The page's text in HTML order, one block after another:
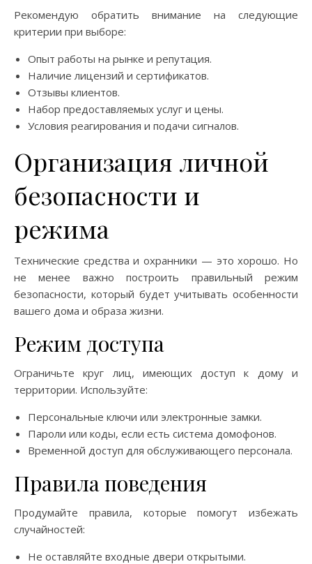
Рекомендую обратить внимание на следующие
критерии при выборе:
Опыт работы на рынке и репутация.
Наличие лицензий и сертификатов.
Отзывы клиентов.
Набор предоставляемых услуг и цены.
Условия реагирования и подачи сигналов.
Организация личной
безопасности и
режима
Технические средства и охранники — это хорошо. Но
не менее важно построить правильный режим
безопасности, который будет учитывать особенности
вашего дома и образа жизни.
Режим доступа
Ограничьте круг лиц, имеющих доступ к дому и
территории. Используйте:
Персональные ключи или электронные замки.
Пароли или коды, если есть система домофонов.
Временной доступ для обслуживающего персонала.
Правила поведения
Продумайте правила, которые помогут избежать
случайностей:
Не оставляйте входные двери открытыми.